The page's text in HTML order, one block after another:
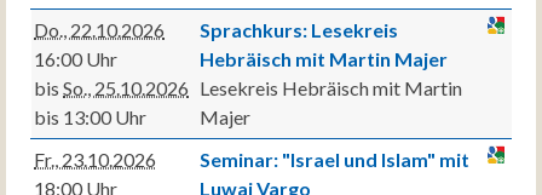
Do., 22.10.2026
16:00 Uhr
bis So., 25.10.2026
bis 13:00 Uhr
Sprachkurs: Lesekreis
Hebräisch mit Martin Majer
Lesekreis Hebräisch mit Martin
Majer
Fr., 23.10.2026
18:00 Uhr
Seminar: "Israel und Islam" mit
Luwai Vargo